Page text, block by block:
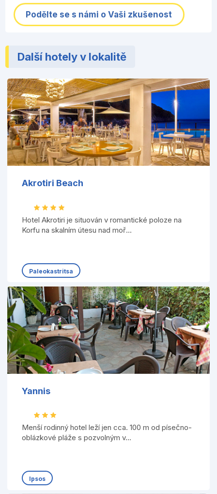
Podělte se s námi o Vaši zkušenost
Další hotely v lokalitě
Akrotiri Beach
Hotel Akrotiri je situován v romantické poloze na
Korfu na skalním útesu nad moř...
Paleokastritsa
Yannis
Menší rodinný hotel leží jen cca. 100 m od písečno-
oblázkové pláže s pozvolným v...
Ipsos